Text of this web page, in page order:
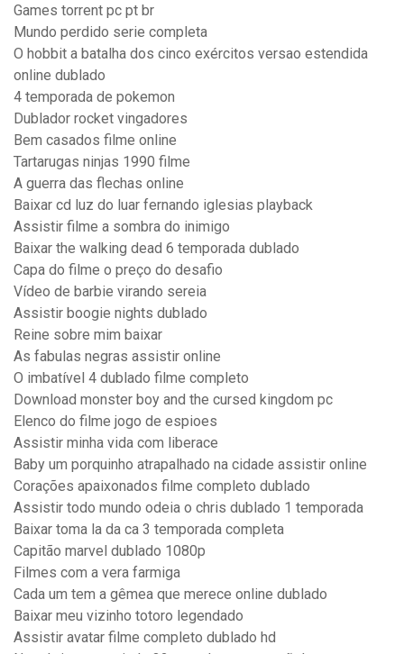
Games torrent pc pt br
Mundo perdido serie completa
O hobbit a batalha dos cinco exércitos versao estendida
online dublado
4 temporada de pokemon
Dublador rocket vingadores
Bem casados filme online
Tartarugas ninjas 1990 filme
A guerra das flechas online
Baixar cd luz do luar fernando iglesias playback
Assistir filme a sombra do inimigo
Baixar the walking dead 6 temporada dublado
Capa do filme o preço do desafio
Vídeo de barbie virando sereia
Assistir boogie nights dublado
Reine sobre mim baixar
As fabulas negras assistir online
O imbatível 4 dublado filme completo
Download monster boy and the cursed kingdom pc
Elenco do filme jogo de espioes
Assistir minha vida com liberace
Baby um porquinho atrapalhado na cidade assistir online
Corações apaixonados filme completo dublado
Assistir todo mundo odeia o chris dublado 1 temporada
Baixar toma la da ca 3 temporada completa
Capitão marvel dublado 1080p
Filmes com a vera farmiga
Cada um tem a gêmea que merece online dublado
Baixar meu vizinho totoro legendado
Assistir avatar filme completo dublado hd